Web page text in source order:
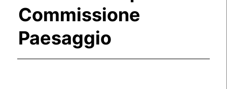
Commissione
Paesaggio